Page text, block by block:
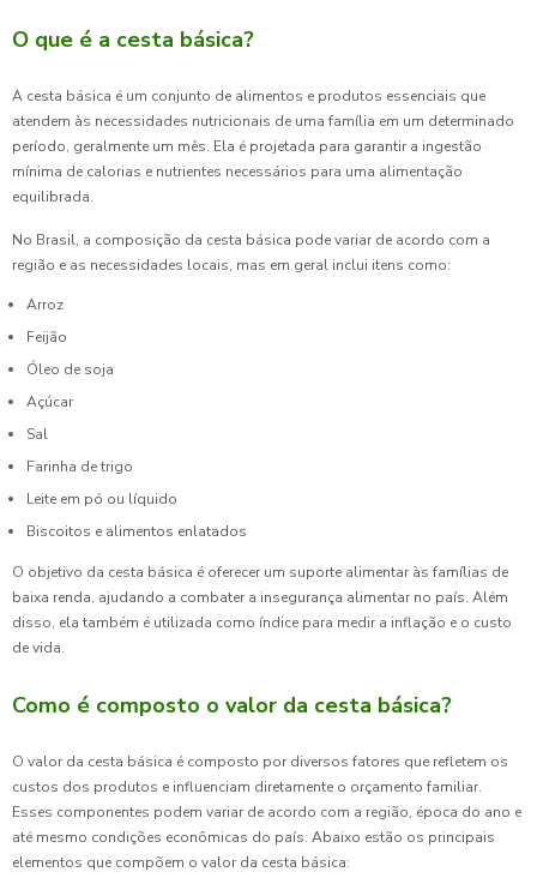
O que é a cesta básica?
A cesta básica é um conjunto de alimentos e produtos essenciais que
atendem às necessidades nutricionais de uma família em um determinado
período, geralmente um mês. Ela é projetada para garantir a ingestão
mínima de calorias e nutrientes necessários para uma alimentação
equilibrada.
No Brasil, a composição da cesta básica pode variar de acordo com a
região e as necessidades locais, mas em geral inclui itens como:
Arroz
Feijão
Óleo de soja
Açúcar
Sal
Farinha de trigo
Leite em pó ou líquido
Biscoitos e alimentos enlatados
O objetivo da cesta básica é oferecer um suporte alimentar às famílias de
baixa renda, ajudando a combater a insegurança alimentar no país. Além
disso, ela também é utilizada como índice para medir a inflação e o custo
de vida.
Como é composto o valor da cesta básica?
O valor da cesta básica é composto por diversos fatores que refletem os
custos dos produtos e influenciam diretamente o orçamento familiar.
Esses componentes podem variar de acordo com a região, época do ano e
até mesmo condições econômicas do país. Abaixo estão os principais
elementos que compõem o valor da cesta básica: